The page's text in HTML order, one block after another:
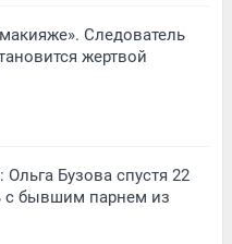
Следователь
жертвой
Бузова спустя 22
с бывшим парнем из